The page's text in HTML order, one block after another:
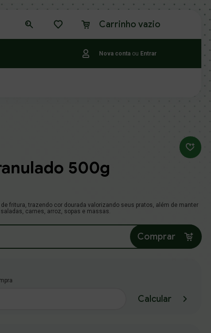
Carrinho vazio
Nova conta ou Entrar
500g
fritura, trazendo cor dourada valorizando seus pratos, além de manter
carnes, arroz, sopas e massas.
Comprar
Calcular